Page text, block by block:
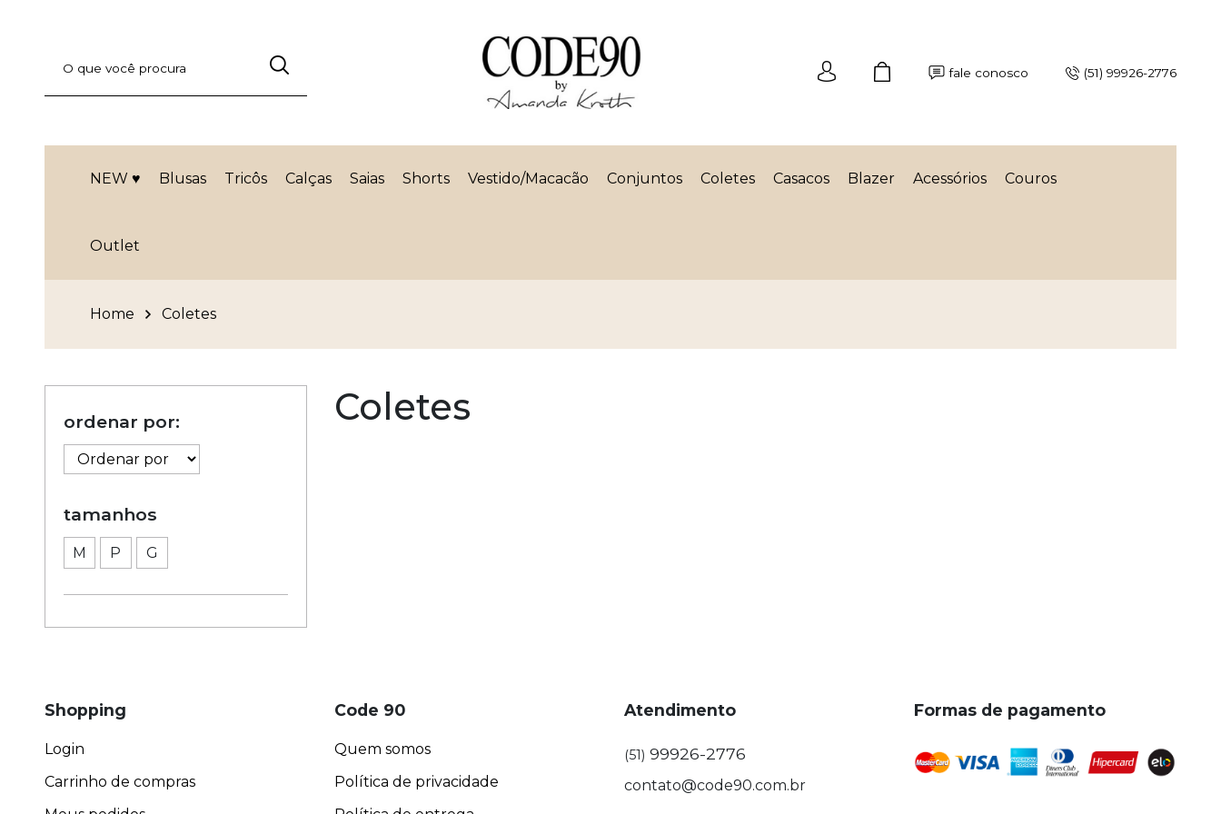
fale conosco (51) 99926-2776
NEW ♥ Blusas Tricôs Calças Saias Shorts Vestido/Macacão Conjuntos Coletes Casacos Blazer Acessórios Couros
Outlet
Home Coletes
ordenar por:
tamanhos
M P G
Coletes
Shopping
Login
Carrinho de compras
Code 90
Quem somos
Política de privacidade
Atendimento
(51) 99926-2776
contato@code90.com.br
Formas de pagamento